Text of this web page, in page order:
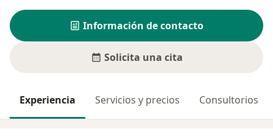
Información de contacto
Solicita una cita
Experiencia Servicios y precios Consultorios